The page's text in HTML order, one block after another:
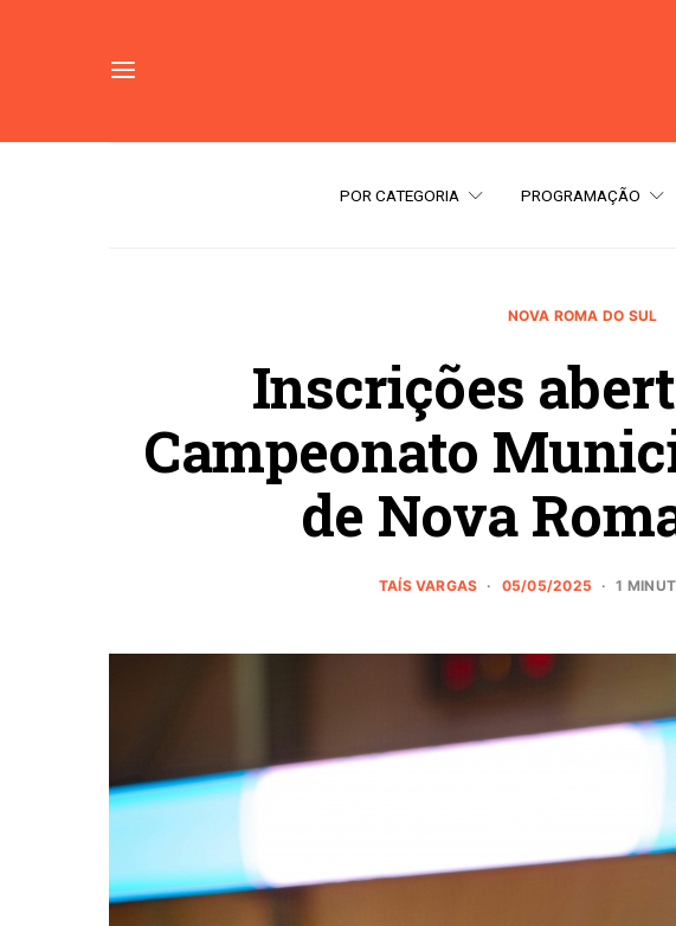
POR CATEGORIA PROGRAMAÇÃO
NOVA ROMA DO SUL
Inscrições
Campeonato
de Nova
TAÍS VARGAS 05/05/2025 1